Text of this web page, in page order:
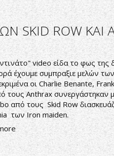
SKID ROW KAI
video είδα το φως της
έχουμε συμπραξιε μελών
οι Charlie Benante,
τους Anthrax συνεργάστηκαν
από τους Skid Row
των Iron maiden.